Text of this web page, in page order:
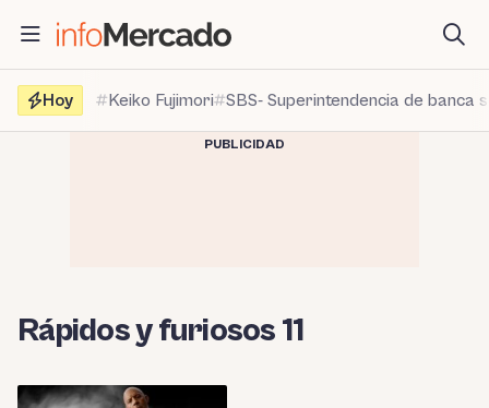
contenido
Hoy
Keiko Fujimori SBS- Superintendencia de banca
PUBLICIDAD
Rápidos y furiosos 11